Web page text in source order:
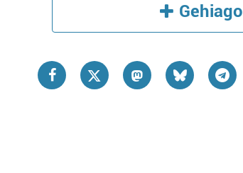
Gehiago